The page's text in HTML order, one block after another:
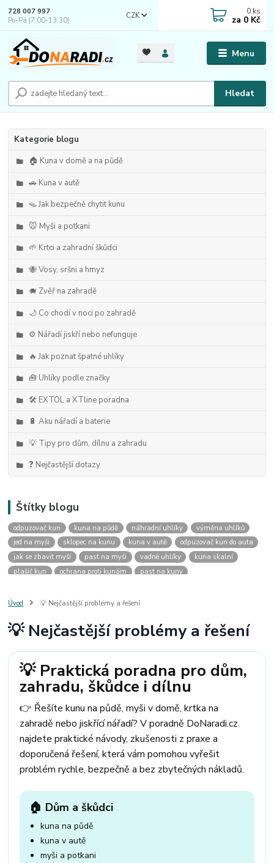
Menu
CZK
Hledat
728 007 997
Po-Pá |7:00-13:30|
0 ks
za 0 Kč
Kategorie blogu
🏠 Kuna v domě a na půdě
🚗 Kuna v autě
🪤 Jak bezpečně chytit kunu
🐭 Myši a potkani
🌱 Krtci a zahradní škůdci
🐝 Vosy, sršni a hmyz
🐗 Zvěř na zahradě
🌙 Co chodí v noci po zahradě
⚙️ Nářadí jiskří nebo nefunguje
🔥 Jak poznat špatné uhlíky
🧰 Uhlíky podle značky
🛠️ EXTOL a XTline poradna
🔋 Aku nářadí a baterie
💡 Tipy pro dům, dílnu a zahradu
❓ Nejčastější dotazy
Štítky blogu
odpuzovač kun kuna na půdě náhradní uhlíky
výměna uhlíků
jed na myši
sklopec na kunu kuna v autě
odpuzovač kun do auta
jak se zbavit myší
past na myši vadné uhlíky
kuna skalní
plašič kun
ochrana proti kunám
past na kuny
past na kunu
myši v domě odpuzovač myší
štěnice
štěnice v hotelu jak se zbavit kuny
kuna ve střeše
mravenci a mšice
uhlíky do nářadí
uhlíky do nařadí
uhlíky do vysavače
uhlíky do pračky uhlíky do
uhlíky parkside
uhlíky ferm uhlíky makita
uhlíkové kartáče
kde sehnat uhlíky
kde koupit uhlíky
Úvod 💡 Nejčastější problémy a řešení
💡 Nejčastější problémy a řešení
💡 Praktická poradna pro dům,
zahradu, škůdce i dílnu
👉 Řešíte kunu na půdě, myši v domě, krtka na
zahradě nebo jiskřící nářadí? V poradně DoNaradi.cz
najdete praktické návody, zkušenosti z praxe a
doporučená řešení, která vám pomohou vyřešit
problém rychle, bezpečně a bez zbytečných nákladů.
🏠 Dům a škůdci
kuna na půdě
kuna v autě
myši a potkani